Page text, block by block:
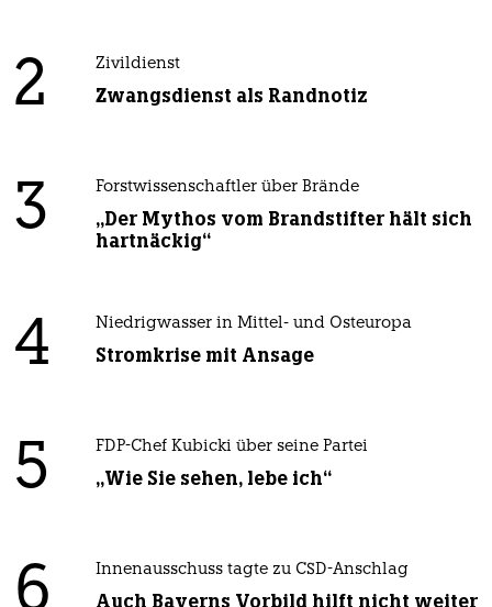
2 Zivildienst
Zwangsdienst als Randnotiz
3 Forstwissenschaftler über Brände
„Der Mythos vom Brandstifter hält sich
hartnäckig“
4 Niedrigwasser in Mittel- und Osteuropa
Stromkrise mit Ansage
5 FDP-Chef Kubicki über seine Partei
„Wie Sie sehen, lebe ich“
Innenausschuss tagte zu CSD-Anschlag
Auch Bayerns Vorbild hilft nicht weiter